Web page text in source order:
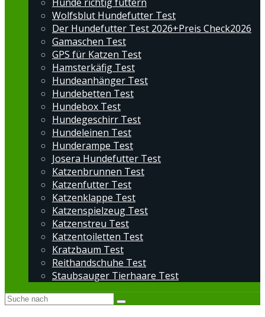
Wolfsblut Hundefutter Test
Der Hundefutter Test 2026+Preis Check2026
Gamaschen Test
GPS für Katzen Test
Hamsterkäfig Test
Hundeanhänger Test
Hundebetten Test
Hundebox Test
Hundegeschirr Test
Hundeleinen Test
Hunderampe Test
Josera Hundefutter Test
Katzenbrunnen Test
Katzenfutter Test
Katzenklappe Test
Katzenspielzeug Test
Katzenstreu Test
Katzentoiletten Test
Kratzbaum Test
Reithandschuhe Test
Staubsauger Tierhaare Test